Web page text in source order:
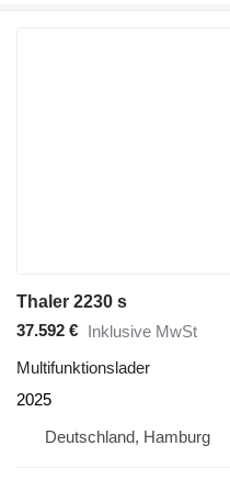
Thaler 2230 s
37.592 € Inklusive MwSt
Multifunktionslader
2025
Deutschland, Hamburg